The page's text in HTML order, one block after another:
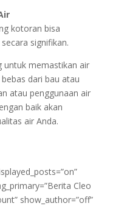
kotoran bisa
signifikan.
untuk memastikan air
dari bau atau
atau penggunaan air
baik akan
air Anda.
Cleo
show_author=”off”